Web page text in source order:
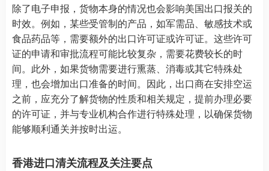
除了电子申报，货物本身的情况也会影响美国出口报关的
时效。例如，某些受管制的产品，如军需品、敏感技术或
食品药品等，需要额外的出口许可证或许可证。这些许可
证的申请和审批流程可能比较复杂，需要花费较长的时
间。此外，如果货物需要进行熏蒸、消毒或其它特殊处
理，也会增加出口准备的时间。因此，出口商在安排空运
之前，应充分了解货物的性质和相关规定，提前办理必要
的许可证，并与专业机构合作进行特殊处理，以确保货物
能够顺利通关并按时出运。
香港进口清关流程及关注要点